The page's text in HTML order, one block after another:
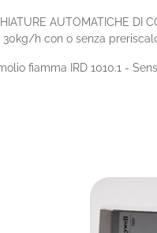
AUTOMATICHE DI
h con o senza
fiamma IRD 1010.1 -